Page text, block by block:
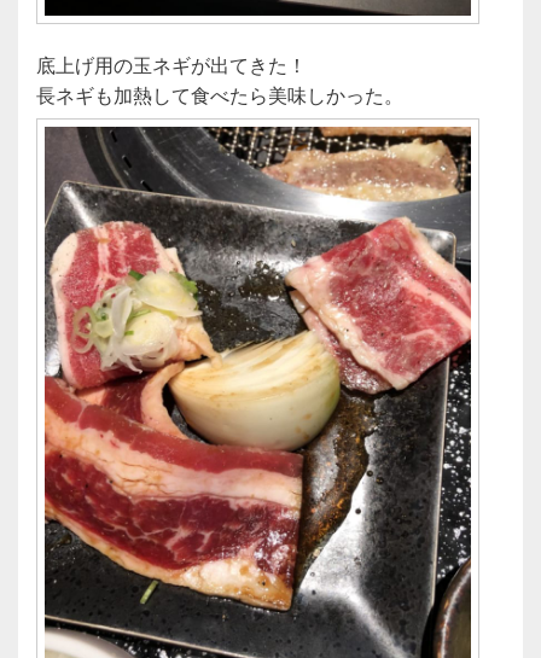
底上げ用の玉ネギが出てきた！
長ネギも加熱して食べたら美味しかった。